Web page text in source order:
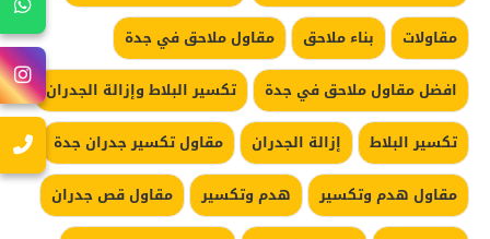
مقاولات
بناء ملاحق
مقاول ملاحق في جدة
افضل مقاول ملاحق في جدة
تكسير البلاط وإزالة الجدران
تكسير البلاط
إزالة الجدران
مقاول تكسير جدران جدة
مقاول هدم وتكسير
هدم وتكسير
مقاول قص جدران